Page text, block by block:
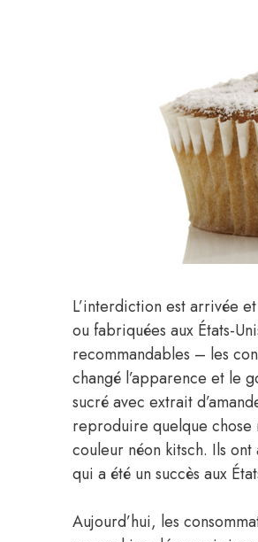
L’interdiction est arrivée
ou fabriquées aux États-
recommandables – les
changé l’apparence et le
sucré avec extrait
reproduire quelque chose
couleur néon kitsch. Ils
qui a été un succès aux
Aujourd’hui, les